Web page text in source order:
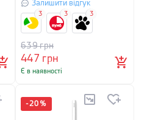
Залишити відгук
447 грн
639грн
Є в наявності
3 3 3
-20 %